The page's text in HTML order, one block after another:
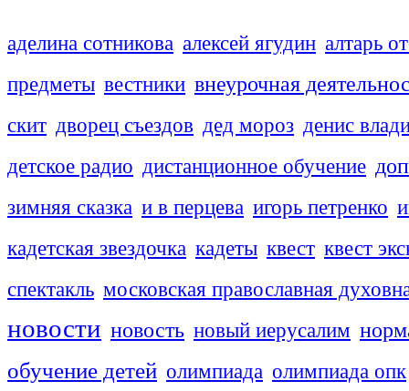
аделина сотникова алексей ягудин алтарь
предметы вестники внеурочная
скит дворец съездов дед мороз денис
детское радио дистанционное обучение
зимняя сказка и в перцева игорь петренко
кадетская звездочка кадеты квест квест
спектакль московская православная
новости новость новый иерусалим
обучение детей олимпиада олимпиада опк